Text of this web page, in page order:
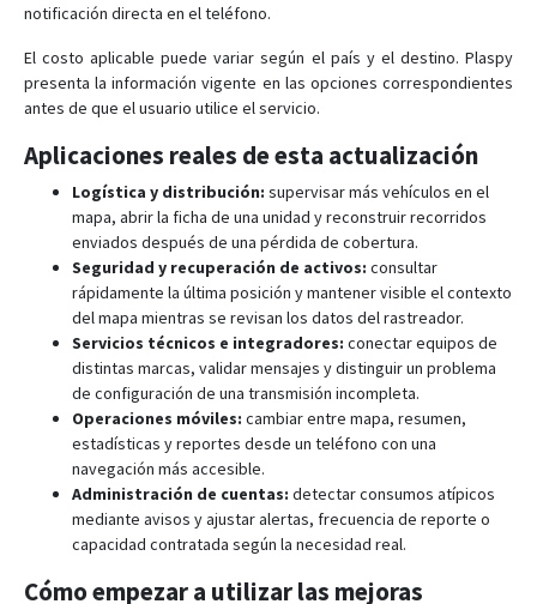
notificación directa en el teléfono.
El costo aplicable puede variar según el país y el destino. Plaspy
presenta la información vigente en las opciones correspondientes
antes de que el usuario utilice el servicio.
Aplicaciones reales de esta actualización
Logística y distribución: supervisar más vehículos en el
mapa, abrir la ficha de una unidad y reconstruir recorridos
enviados después de una pérdida de cobertura.
Seguridad y recuperación de activos: consultar
rápidamente la última posición y mantener visible el contexto
del mapa mientras se revisan los datos del rastreador.
Servicios técnicos e integradores: conectar equipos de
distintas marcas, validar mensajes y distinguir un problema
de configuración de una transmisión incompleta.
Operaciones móviles: cambiar entre mapa, resumen,
estadísticas y reportes desde un teléfono con una
navegación más accesible.
Administración de cuentas: detectar consumos atípicos
mediante avisos y ajustar alertas, frecuencia de reporte o
capacidad contratada según la necesidad real.
Cómo empezar a utilizar las mejoras